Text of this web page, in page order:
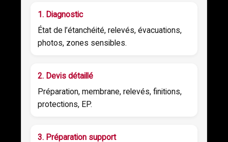
1. Diagnostic
État de l’étanchéité, relevés, évacuations,
photos, zones sensibles.
2. Devis détaillé
Préparation, membrane, relevés, finitions,
protections, EP.
3. Préparation support